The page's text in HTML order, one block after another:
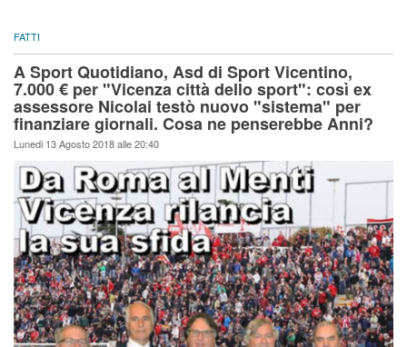
FATTI
A Sport Quotidiano, Asd di Sport Vicentino,
7.000 € per "Vicenza città dello sport": così ex
assessore Nicolai testò nuovo "sistema" per
finanziare giornali. Cosa ne penserebbe Anni?
Lunedi 13 Agosto 2018 alle 20:40